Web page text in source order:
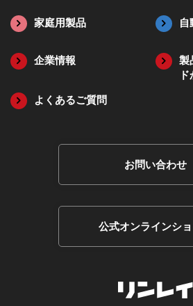
家庭用製品 自
企業情報 製
よくあるご質問
お問い合わせ
公式オンラインシ